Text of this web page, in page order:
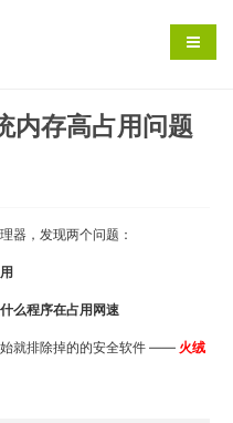
内存高占用问题
器，发现两个问题：
么程序在占用网速
始就排除掉的的安全软件 —— 火绒